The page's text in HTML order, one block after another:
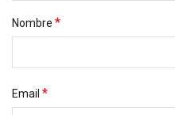
Nombre *
Email *